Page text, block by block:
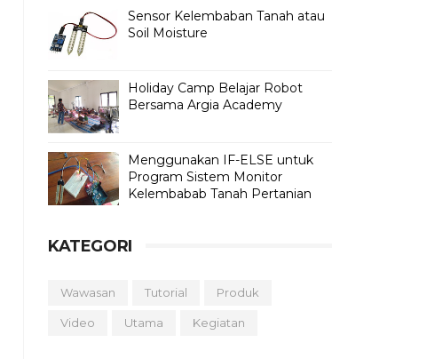
Sensor Kelembaban Tanah atau
Soil Moisture
Holiday Camp Belajar Robot
Bersama Argia Academy
Menggunakan IF-ELSE untuk
Program Sistem Monitor
Kelembabab Tanah Pertanian
KATEGORI
Wawasan Tutorial Produk
Video Utama Kegiatan